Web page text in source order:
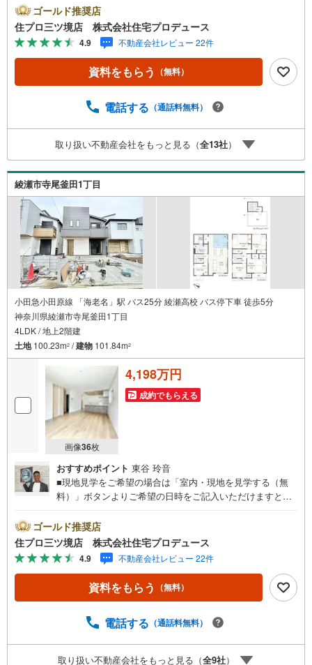
アに強い！ 住プロは、大和市・綾瀬市エリアの不動産売買
専門会社です！最新物件情報や当社限定で販売する物件情
報も多数ございますので、お気軽にお問合せ下さい！ -------
------- 弊社独自の住宅ローン提案システム 弊社ではファイ
ナンシャル専門スタッフによる【丁寧な資金アドバイス】
【ファイナンシャルプラン提案書の作成】を随時行ってお
ン残高】【住宅購入者だけが加入できる無料の生命保険】
なる【教育費】住宅を買った後から始まる【住宅ローン返
済】65歳以上から必要になる【老後の費用負担】住宅探し
の【このタイミング】で不安な部分を明確にしていきませ
んか？？ --------------
ゴールド推奨店
住プロ三ツ境店 株式会社住宅プロデュース
4.9 不動産会社レビュー 22件
資料をもらう （無料）
電話する （通話料無料）
取り扱い不動産会社をもっと見る（全13社）
綾瀬市寺尾釜田1丁目
小田急小田原線 「海老名」駅 バス25分 綾瀬高校 バス停下車 徒歩5分
神奈川県綾瀬市寺尾釜田1丁目
4LDK / 地上2階建
土地100.23m2 /建物 101.84m2
画像36枚
4,198万円
成約でもらえる
おすすめポイント 東谷 玲音
■現地見学をご希望の場合は「室内・現地を見学する（無
料）」ボタンよりご希望の日時をご記入いただけますとス
座間市エリアに強い！ 住プロは、大和市・綾瀬市・座間市
エリアの不動産売買専門会社です！最新物件情報や当社限
定で販売する物件情報も多数ございますので、お気軽にお
問合せ下さい！ -------------- 弊社独自の住宅ローン提案シス
テム 弊社ではファイナンシャル専門スタッフによる【丁寧
な資金アドバイス】【ファイナンシャルプラン提案書の作
【定年時の住宅ローン残高】【住宅購入者だけが加入でき
ナス】これから多くなる【教育費】住宅を買った後から始
ゴールド推奨店
住プロ三ツ境店 株式会社住宅プロデュース
4.9 不動産会社レビュー 22件
資料をもらう （無料）
電話する （通話料無料）
取り扱い不動産会社をもっと見る（全9社）